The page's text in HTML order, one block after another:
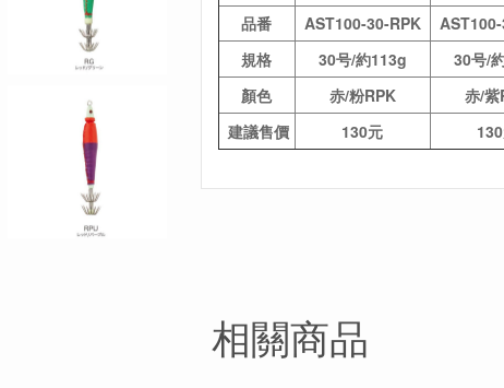
品番
AST100-30-RPK
規格
30号/約113g
30号/
顏色
赤/粉RPK
赤/紫
建議售價
130元
相關商品